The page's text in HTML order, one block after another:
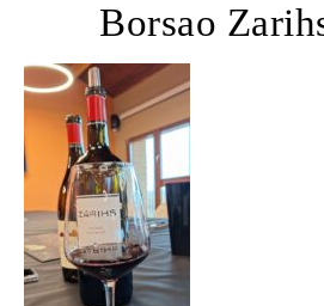
Borsao